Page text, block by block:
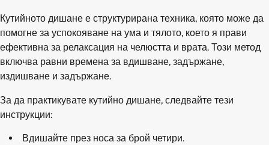
Кутийното дишане е структурирана техника, която може да
помогне за успокояване на ума и тялото, което я прави
ефективна за релаксация на челюстта и врата. Този метод
включва равни времена за вдишване, задържане,
издишване и задържане.
За да практикувате кутийно дишане, следвайте тези
инструкции:
Вдишайте през носа за брой четири.